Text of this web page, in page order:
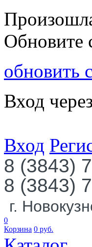
Обновите
обновить
Вход
Вход
8 (3843)
8 (3843)
г.
0
Корзина 0 руб.